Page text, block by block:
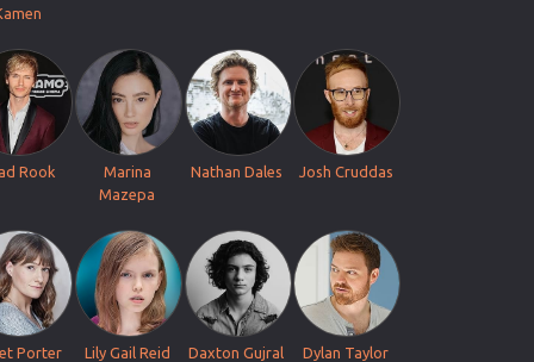
Rook
Marina
Mazepa
Nathan Dales Josh Cruddas
Porter Lily Gail Reid Daxton Gujral Dylan Taylor